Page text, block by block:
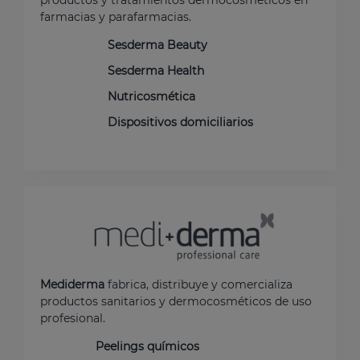
farmacias y parafarmacias.
Sesderma Beauty
Sesderma Health
Nutricosmética
Dispositivos domiciliarios
Mediderma fabrica, distribuye y comercializa
productos sanitarios y dermocosméticos de uso
profesional.
Peelings químicos